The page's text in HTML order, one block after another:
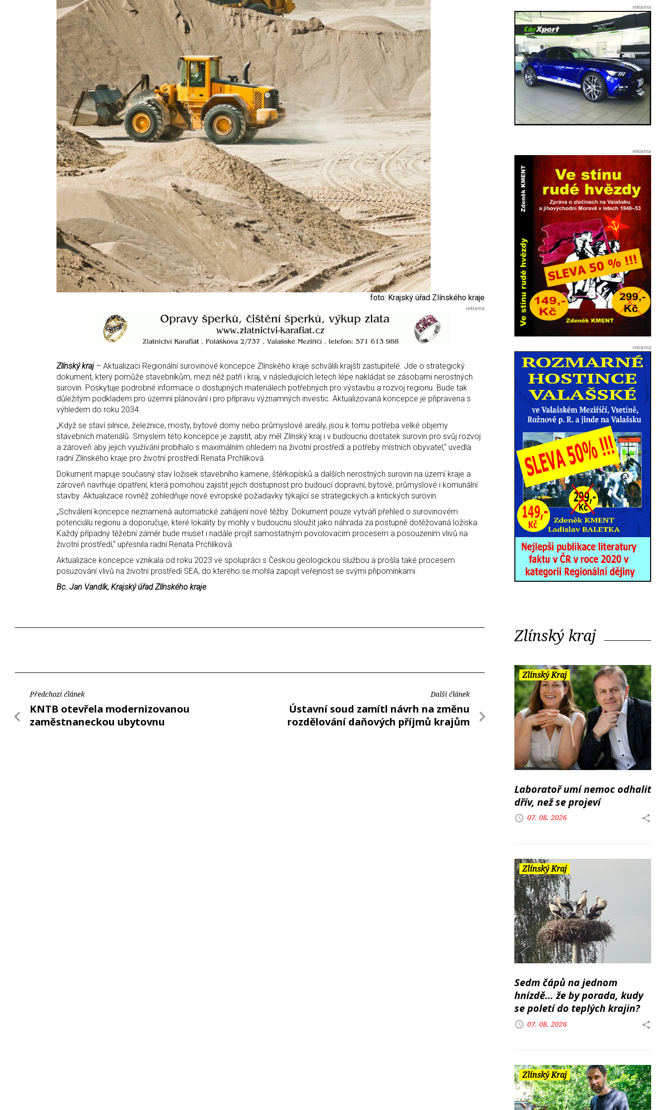
foto: Krajský úřad Zlínského kraje
Zlínský kraj – Aktualizaci Regionální surovinové koncepce Zlínského kraje schválili krajští zastupitelé. Jde o strategický
dokument, který pomůže stavebníkům, mezi něž patří i kraj, v následujících letech lépe nakládat se zásobami nerostných
surovin. Poskytuje podrobné informace o dostupných materiálech potřebných pro výstavbu a rozvoj regionu. Bude tak
důležitým podkladem pro územní plánování i pro přípravu významných investic. Aktualizovaná koncepce je připravena s
výhledem do roku 2034.
„Když se staví silnice, železnice, mosty, bytové domy nebo průmyslové areály, jsou k tomu potřeba velké objemy
stavebních materiálů. Smyslem této koncepce je zajistit, aby měl Zlínský kraj i v budoucnu dostatek surovin pro svůj rozvoj
a zároveň aby jejich využívání probíhalo s maximálním ohledem na životní prostředí a potřeby místních obyvatel,“ uvedla
radní Zlínského kraje pro životní prostředí Renata Prchlíková.
Dokument mapuje současný stav ložisek stavebního kamene, štěrkopísků a dalších nerostných surovin na území kraje a
zároveň navrhuje opatření, která pomohou zajistit jejich dostupnost pro budoucí dopravní, bytové, průmyslové i komunální
stavby. Aktualizace rovněž zohledňuje nové evropské požadavky týkající se strategických a kritických surovin.
„Schválení koncepce neznamená automatické zahájení nové těžby. Dokument pouze vytváří přehled o surovinovém
potenciálu regionu a doporučuje, které lokality by mohly v budoucnu sloužit jako náhrada za postupně dotěžovaná ložiska.
Každý případný těžební záměr bude muset i nadále projít samostatným povolovacím procesem a posouzením vlivů na
životní prostředí,“ upřesnila radní Renata Prchlíková.
Aktualizace koncepce vznikala od roku 2023 ve spolupráci s Českou geologickou službou a prošla také procesem
posuzování vlivů na životní prostředí SEA, do kterého se mohla zapojit veřejnost se svými připomínkami.
Bc. Jan Vandík, Krajský úřad Zlínského kraje
Předchozí článek
KNTB otevřela modernizovanou
zaměstnaneckou ubytovnu
Další článek
Ústavní soud zamítl návrh na změnu
rozdělování daňových příjmů krajům
Zlínský kraj
Zlínský Kraj
Laboratoř umí nemoc odhalit
dřív, než se projeví
07. 08. 2026
Zlínský Kraj
Sedm čápů na jednom
hnízdě… že by porada, kudy
se poletí do teplých krajin?
07. 08. 2026
Zlínský Kraj